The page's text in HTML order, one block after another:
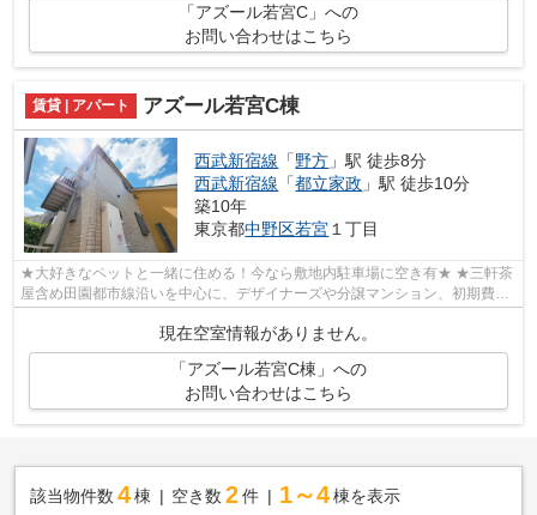
「アズール若宮C」への
お問い合わせはこちら
賃貸 | アパート アズール若宮C棟
西武新宿線 「野方 」駅 徒歩8分
西武新宿線 「都立家政 」駅 徒歩10分
築10年
東京都中野区若宮 １丁目
★大好きなペットと一緒に住める！今なら敷地内駐車場に空き有★ ★三軒茶
屋含め田園都市線沿いを中心に、デザイナーズや分譲マンション、初期費用
を抑えた部屋探しはぜひ当社にお任せく...
現在空室情報がありません。
「アズール若宮C棟」への
お問い合わせはこちら
該当物件数 4棟 空き数 2 件 1～4 棟を表示